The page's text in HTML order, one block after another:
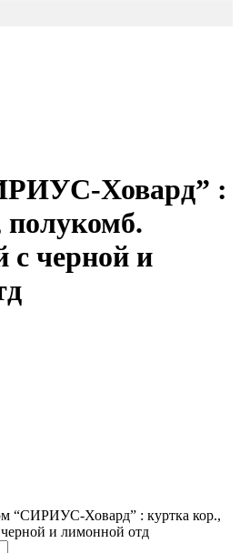
Ховард” :
полукомб.
с черной и
“СИРИУС-Ховард” : куртка кор.,
и лимонной отд